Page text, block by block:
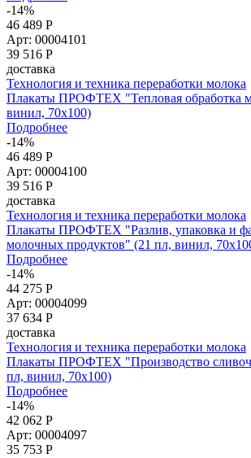
-14%
46 489 Р
Арт: 00004101
39 516 Р
доставка
Технология и техника переработки молока
Плакаты ПРОФТЕХ "Тепловая обработка
винил, 70х100)
Подробнее
-14%
46 489 Р
Арт: 00004100
39 516 Р
доставка
Технология и техника переработки молока
Плакаты ПРОФТЕХ "Разлив, упаковка и
молочных продуктов" (21 пл, винил,
Подробнее
-14%
44 275 Р
Арт: 00004099
37 634 Р
доставка
Технология и техника переработки молока
Плакаты ПРОФТЕХ "Производство
пл, винил, 70х100)
Подробнее
-14%
42 062 Р
Арт: 00004097
35 753 Р